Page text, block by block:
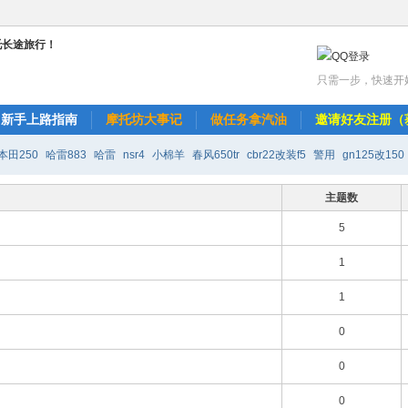
只需一步，快速开
新手上路指南 摩托坊大事记 做任务拿汽油 邀请好友注册（
田250 哈雷883 哈雷 nsr4 小棉羊 春风650tr cbr22改装f5 警用 gn125改150
主题数
5
1
1
0
0
0